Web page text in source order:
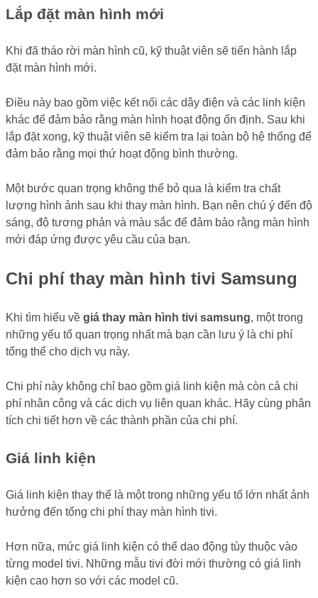
Lắp đặt màn hình mới
Khi đã tháo rời màn hình cũ, kỹ thuật viên sẽ tiến hành lắp
đặt màn hình mới.
Điều này bao gồm việc kết nối các dây điện và các linh kiện
khác để đảm bảo rằng màn hình hoạt động ổn định. Sau khi
lắp đặt xong, kỹ thuật viên sẽ kiểm tra lại toàn bộ hệ thống để
đảm bảo rằng mọi thứ hoạt động bình thường.
Một bước quan trọng không thể bỏ qua là kiểm tra chất
lượng hình ảnh sau khi thay màn hình. Bạn nên chú ý đến độ
sáng, độ tương phản và màu sắc để đảm bảo rằng màn hình
mới đáp ứng được yêu cầu của bạn.
Chi phí thay màn hình tivi Samsung
Khi tìm hiểu về giá thay màn hình tivi samsung, một trong
những yếu tố quan trọng nhất mà bạn cần lưu ý là chi phí
tổng thể cho dịch vụ này.
Chi phí này không chỉ bao gồm giá linh kiện mà còn cả chi
phí nhân công và các dịch vụ liên quan khác. Hãy cùng phân
tích chi tiết hơn về các thành phần của chi phí.
Giá linh kiện
Giá linh kiện thay thế là một trong những yếu tố lớn nhất ảnh
hưởng đến tổng chi phí thay màn hình tivi.
Hơn nữa, mức giá linh kiện có thể dao động tùy thuộc vào
từng model tivi. Những mẫu tivi đời mới thường có giá linh
kiện cao hơn so với các model cũ.